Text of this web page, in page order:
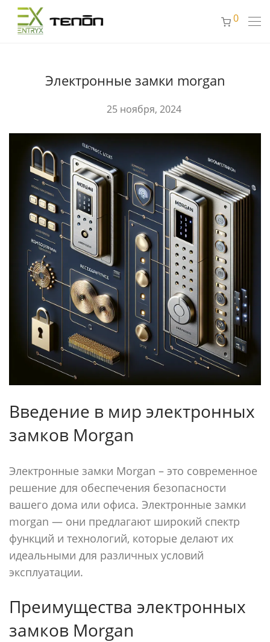
0
Электронные замки morgan
25 ноября, 2024
Введение в мир электронных
замков Morgan
Электронные замки Morgan – это современное
решение для обеспечения безопасности
вашего дома или офиса. Электронные замки
morgan — они предлагают широкий спектр
функций и технологий, которые делают их
идеальными для различных условий
эксплуатации.
Преимущества электронных
замков Morgan